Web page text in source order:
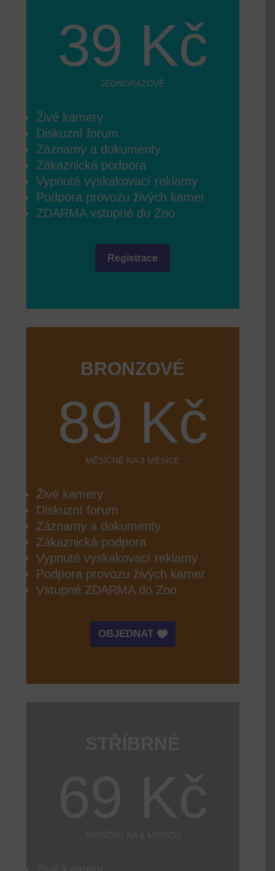
39 Kč
JEDNORÁZOVĚ
Živé kamery
Diskuzní forum
Záznamy a dokumenty
Zákaznická podpora
Vypnuté vyskakovací reklamy
Podpora provozu živých kamer
ZDARMA vstupné do Zoo
Registrace
BRONZOVÉ
89 Kč
MĚSÍČNĚ NA 3 MĚSÍCE
Živé kamery
Diskuzní forum
Záznamy a dokumenty
Zákaznická podpora
Vypnuté vyskakovací reklamy
Podpora provozu živých kamer
Vstupné ZDARMA do Zoo
OBJEDNAT